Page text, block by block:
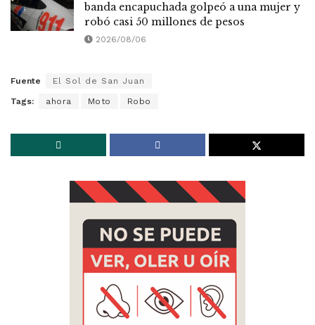
banda encapuchada golpeó a una mujer y
robó casi 50 millones de pesos
2026/08/06
Fuente El Sol de San Juan
Tags: ahora Moto Robo